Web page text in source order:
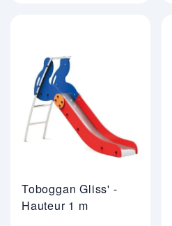
Toboggan Gliss' -
Hauteur 1 m